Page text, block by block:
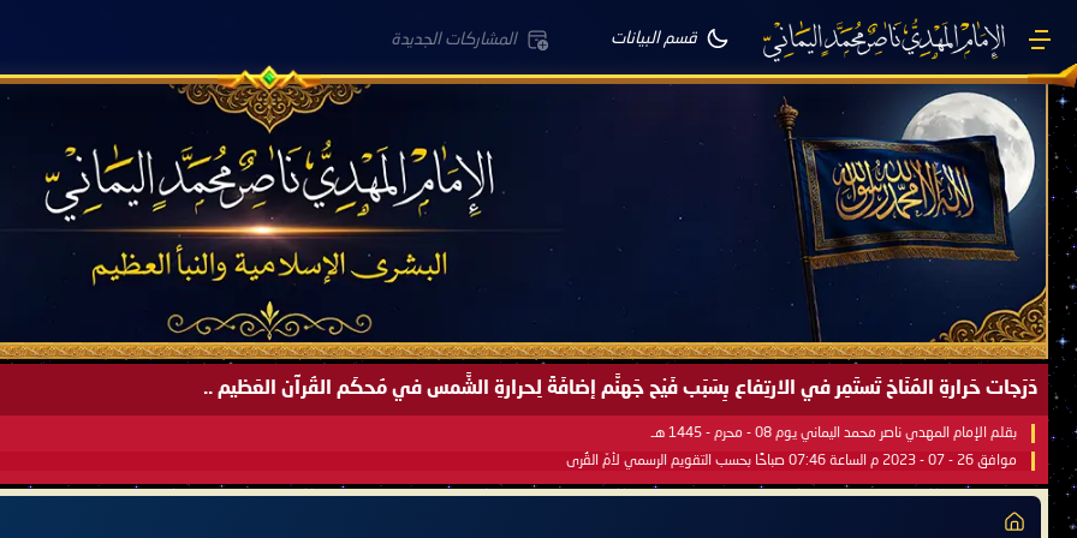
قسم البيانات المشاركات الجديدة
دَرَجات حَرارةِ المُنَاخ تَستَمِر في الارتِفاع بِسَبَب فَيْح جَهنَّم إضافَةً لِحرارةِ الشَّمس في مُحكَم القُرآن العَظيم ..
بقلم الإمام المهدي ناصر محمد اليماني يوم 08 - محرم - 1445 هـ
موافق 26 - 07 - 2023 م الساعة 07:46 صباحًا بحسب التقويم الرسمي لأمّ القُرى